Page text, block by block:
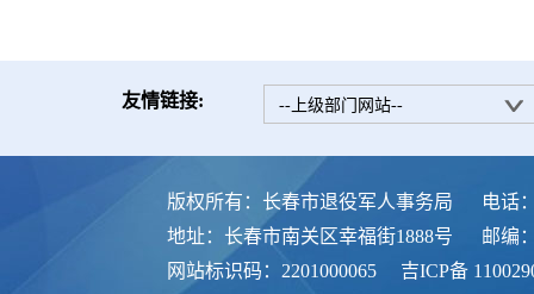
友情链接: --上级部门网站--
版权所有：长春市退役军人事务局
电话
地址：长春市南关区幸福街1888号
邮编
网站标识码：2201000065
吉ICP备